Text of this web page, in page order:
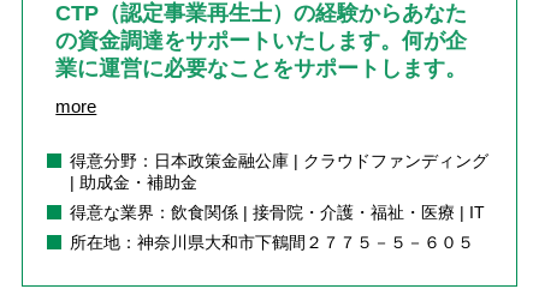
CTP（認定事業再生士）の経験からあなた
の資金調達をサポートいたします。何が企
業に運営に必要なことをサポートします。
more
得意分野：日本政策金融公庫 | クラウドファンディング
| 助成金・補助金
得意な業界：飲食関係 | 接骨院・介護・福祉・医療 | IT
所在地：神奈川県大和市下鶴間２７７５－５－６０５